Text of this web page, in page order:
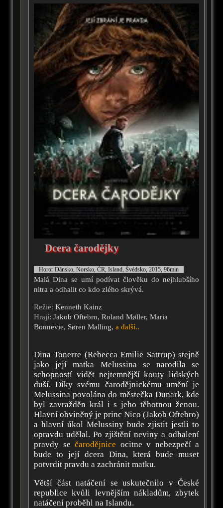
Dcera čarodějky
Horor Dánsko, Norsko, ČR, Island, Švédsko, 2015, 96min
Malá Dina se umí podívat člověku do nejhlubšího
nitra a odhalit co kdo zlého skrývá.
Režie: Kenneth Kainz
Hrají: Jakob Oftebro, Roland Møller, Maria
Bonnevie, Søren Malling, a další..
Dina Tonerre (Rebecca Emilie Sattrup) stejně
jako její matka Melussina se narodila se
schopností vidět nejtemnější kouty lidských
duší. Díky svému čarodějnickému umění je
Melussina povolána do městečka Dunark, kde
byl zavražděn král i s jeho těhotnou ženou.
Hlavní obviněný je princ Nico (Jakob Oftebro)
a hlavní úkol Melussiny bude zjistit jestli to
opravdu udělal. Po zjištění neviny a odhalení
pravdy sečarodějnice ocitne v nebezpečí a
bude to její dcera Dina, která bude muset
potvrdit pravdu a zachránit matku.
Větší část natáčení se uskutečnilo v České
republice kvůli levnějším nákladům, zbytek
natáčení proběhl na Islandu.